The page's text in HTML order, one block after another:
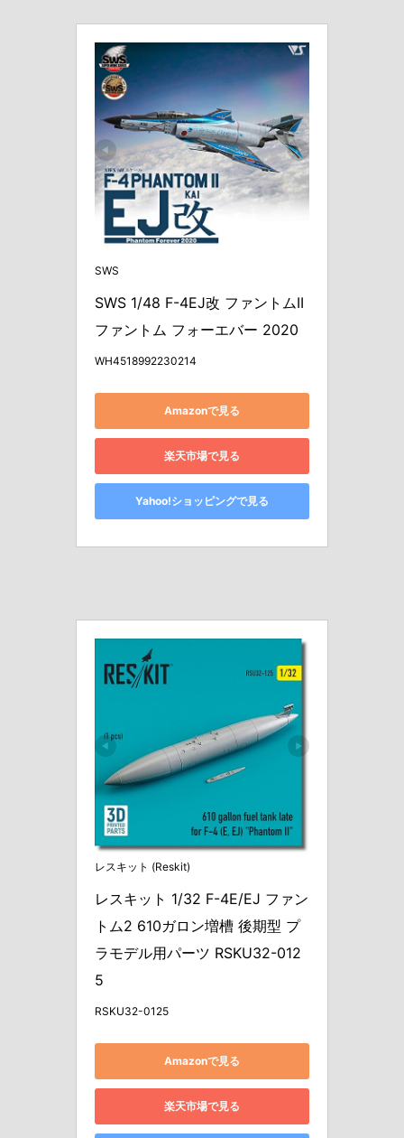
SWS
SWS 1/48 F-4EJ改 ファントムII
ファントム フォーエバー 2020
WH4518992230214
Amazonで見る
楽天市場で見る
Yahoo!ショッピングで見る
レスキット (Reskit)
レスキット 1/32 F-4E/EJ ファン
トム2 610ガロン増槽 後期型 プ
ラモデル用パーツ RSKU32-012
5
RSKU32-0125
Amazonで見る
楽天市場で見る